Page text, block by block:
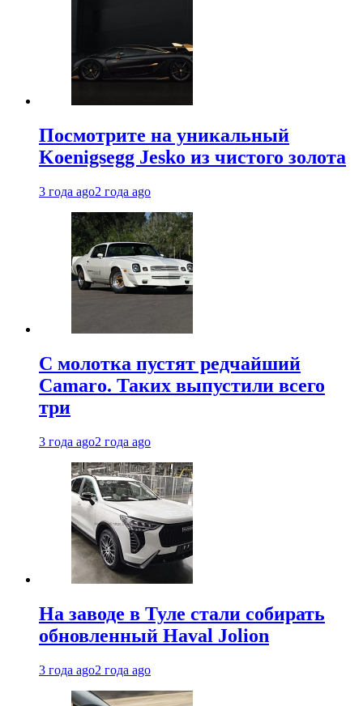
Посмотрите на уникальный
Koenigsegg Jesko из чистого золота
3 года ago2 года ago
С молотка пустят редчайший
Camaro. Таких выпустили всего
три
3 года ago2 года ago
На заводе в Туле стали собирать
обновленный Haval Jolion
3 года ago2 года ago